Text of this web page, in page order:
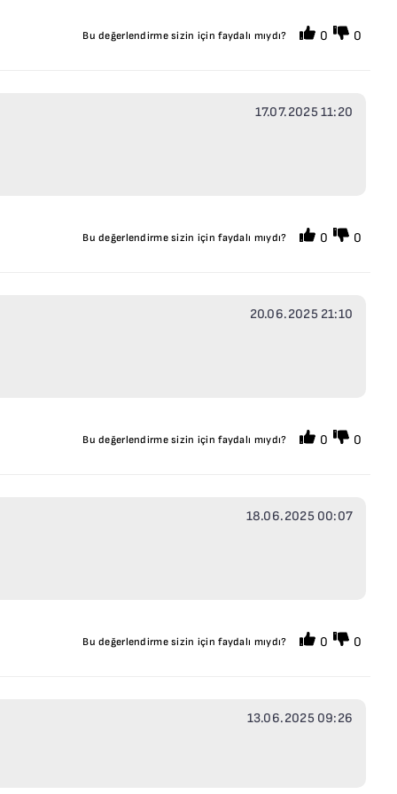
Bu değerlendirme sizin için faydalı mıydı? 0 0
17.07.2025 11:20
Bu değerlendirme sizin için faydalı mıydı? 0 0
20.06.2025 21:10
Bu değerlendirme sizin için faydalı mıydı? 0 0
18.06.2025 00:07
Bu değerlendirme sizin için faydalı mıydı? 0 0
13.06.2025 09:26